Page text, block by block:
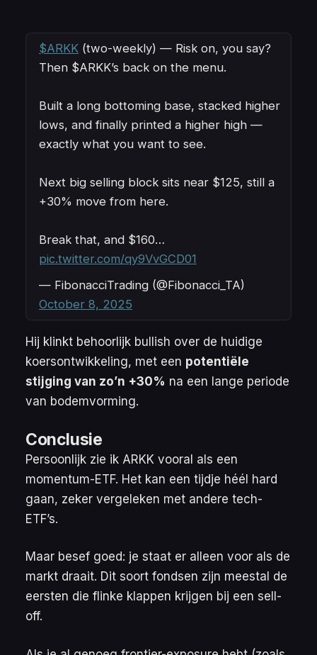
$ARKK (two-weekly) — Risk on, you say?
Then $ARKK’s back on the menu.
Built a long bottoming base, stacked higher
lows, and finally printed a higher high —
exactly what you want to see.
Next big selling block sits near $125, still a
+30% move from here.
Break that, and $160…
pic.twitter.com/qy9VvGCD01
— FibonacciTrading (@Fibonacci_TA)
October 8, 2025
Hij klinkt behoorlijk bullish over de huidige
koersontwikkeling, met een potentiële
stijging van zo’n +30% na een lange periode
van bodemvorming.
Conclusie
Persoonlijk zie ik ARKK vooral als een
momentum-ETF. Het kan een tijdje héél hard
gaan, zeker vergeleken met andere tech-
ETF’s.
Maar besef goed: je staat er alleen voor als de
markt draait. Dit soort fondsen zijn meestal de
eersten die flinke klappen krijgen bij een sell-
off.